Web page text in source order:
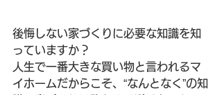
後悔しない家づくりに必要な知識を知
っていますか？
人生で一番大きな買い物と言われるマ
イホームだからこそ、“なんとなく”の知